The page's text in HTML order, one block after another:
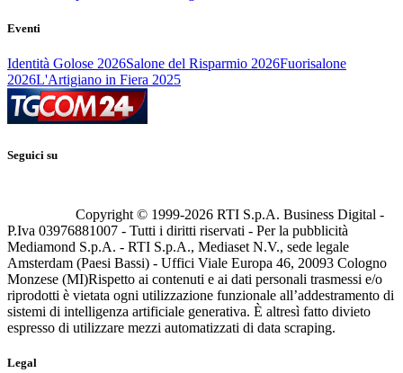
Eventi
Identità Golose 2026Salone del Risparmio 2026Fuorisalone
2026L'Artigiano in Fiera 2025
Seguici su
Copyright © 1999-2026 RTI S.p.A. Business Digital -
P.Iva 03976881007 - Tutti i diritti riservati - Per la pubblicità
Mediamond S.p.A. - RTI S.p.A., Mediaset N.V., sede legale
Amsterdam (Paesi Bassi) - Uffici Viale Europa 46, 20093 Cologno
Monzese (MI)Rispetto ai contenuti e ai dati personali trasmessi e/o
riprodotti è vietata ogni utilizzazione funzionale all’addestramento di
sistemi di intelligenza artificiale generativa. È altresì fatto divieto
espresso di utilizzare mezzi automatizzati di data scraping.
Legal